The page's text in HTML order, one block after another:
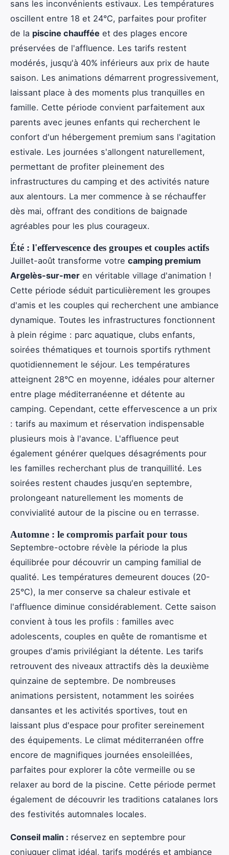
sans les inconvénients estivaux. Les températures
oscillent entre 18 et 24°C, parfaites pour profiter
de la piscine chauffée et des plages encore
préservées de l'affluence. Les tarifs restent
modérés, jusqu'à 40% inférieurs aux prix de haute
saison. Les animations démarrent progressivement,
laissant place à des moments plus tranquilles en
famille. Cette période convient parfaitement aux
parents avec jeunes enfants qui recherchent le
confort d'un hébergement premium sans l'agitation
estivale. Les journées s'allongent naturellement,
permettant de profiter pleinement des
infrastructures du camping et des activités nature
aux alentours. La mer commence à se réchauffer
dès mai, offrant des conditions de baignade
agréables pour les plus courageux.
Été : l'effervescence des groupes et couples actifs
Juillet-août transforme votre camping premium
Argelès-sur-mer en véritable village d'animation !
Cette période séduit particulièrement les groupes
d'amis et les couples qui recherchent une ambiance
dynamique. Toutes les infrastructures fonctionnent
à plein régime : parc aquatique, clubs enfants,
soirées thématiques et tournois sportifs rythment
quotidiennement le séjour. Les températures
atteignent 28°C en moyenne, idéales pour alterner
entre plage méditerranéenne et détente au
camping. Cependant, cette effervescence a un prix
: tarifs au maximum et réservation indispensable
plusieurs mois à l'avance. L'affluence peut
également générer quelques désagréments pour
les familles recherchant plus de tranquillité. Les
soirées restent chaudes jusqu'en septembre,
prolongeant naturellement les moments de
convivialité autour de la piscine ou en terrasse.
Automne : le compromis parfait pour tous
Septembre-octobre révèle la période la plus
équilibrée pour découvrir un camping familial de
qualité. Les températures demeurent douces (20-
25°C), la mer conserve sa chaleur estivale et
l'affluence diminue considérablement. Cette saison
convient à tous les profils : familles avec
adolescents, couples en quête de romantisme et
groupes d'amis privilégiant la détente. Les tarifs
retrouvent des niveaux attractifs dès la deuxième
quinzaine de septembre. De nombreuses
animations persistent, notamment les soirées
dansantes et les activités sportives, tout en
laissant plus d'espace pour profiter sereinement
des équipements. Le climat méditerranéen offre
encore de magnifiques journées ensoleillées,
parfaites pour explorer la côte vermeille ou se
relaxer au bord de la piscine. Cette période permet
également de découvrir les traditions catalanes lors
des festivités automnales locales.
Conseil malin : réservez en septembre pour
conjuguer climat idéal, tarifs modérés et ambiance